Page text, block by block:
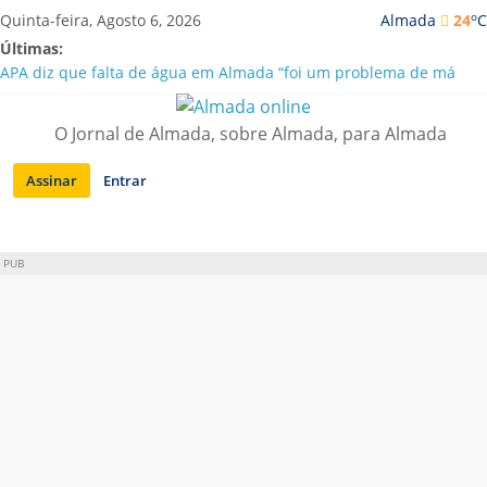
Saltar
para
conteúdo
Almada 24oC
Quinta-feira, Agosto 6, 2026
Últimas:
APA diz que falta de água em Almada “foi um problema de má
Laranjeiro | Cultura pop asiática invade a Casa Amarela
Ponte 25 de Abril celebra 60 anos com programa cultural entre
Lisboa e Almada
Situação de alerta em Almada renovada até final de Agosto
O Jornal de Almada, sobre Almada, para Almada
Assinar Entrar
PUB